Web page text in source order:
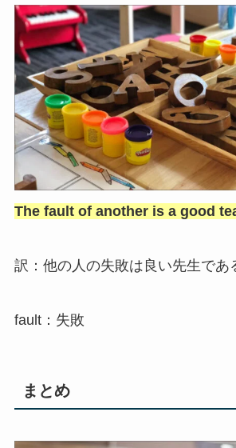
The fault of another is a good
訳：他の人の失敗は良い先生であ
fault：失敗
まとめ